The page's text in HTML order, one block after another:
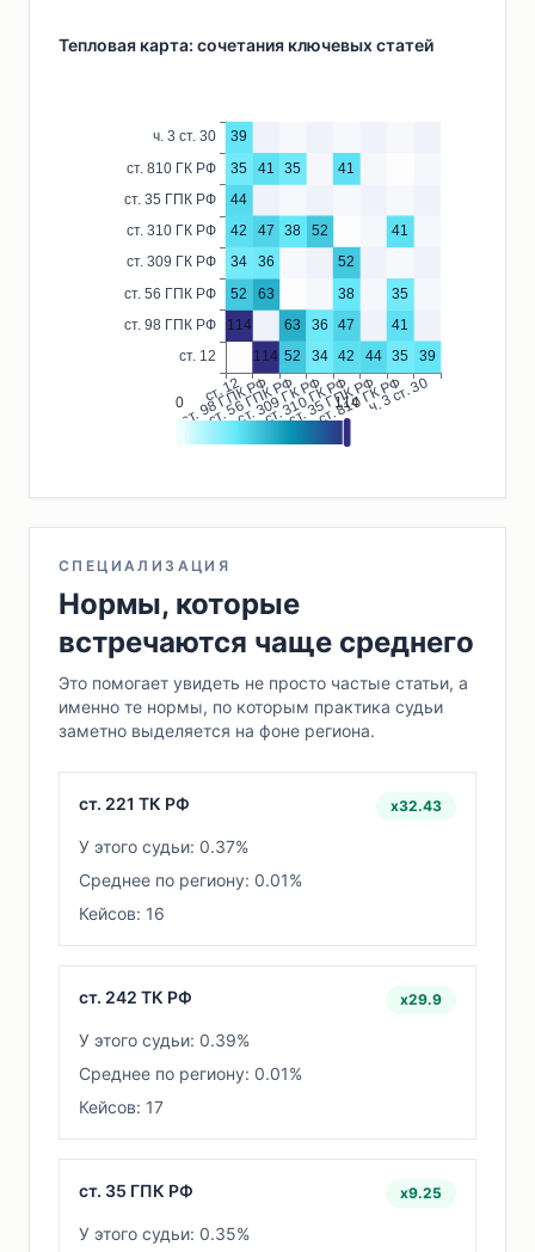
Тепловая карта: сочетания ключевых статей
СПЕЦИАЛИЗАЦИЯ
Нормы, которые
встречаются чаще среднего
Это помогает увидеть не просто частые статьи, а
именно те нормы, по которым практика судьи
заметно выделяется на фоне региона.
ст. 221 ТК РФ x32.43
У этого судьи: 0.37%
Среднее по региону: 0.01%
Кейсов: 16
ст. 242 ТК РФ x29.9
У этого судьи: 0.39%
Среднее по региону: 0.01%
Кейсов: 17
ст. 35 ГПК РФ x9.25
У этого судьи: 0.35%